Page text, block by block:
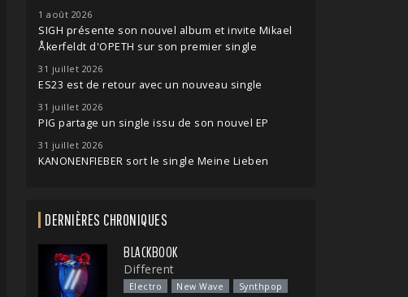
1 août 2026
SIGH présente son nouvel album et invite Mikael
Åkerfeldt d'OPETH sur son premier single
31 juillet 2026
ES23 est de retour avec un nouveau single
31 juillet 2026
PIG partage un single issu de son nouvel EP
31 juillet 2026
KANONENFIEBER sort le single Meine Lieben
DERNIÈRES CHRONIQUES
BLACKBOOK
Different
Electro New Wave Synthpop